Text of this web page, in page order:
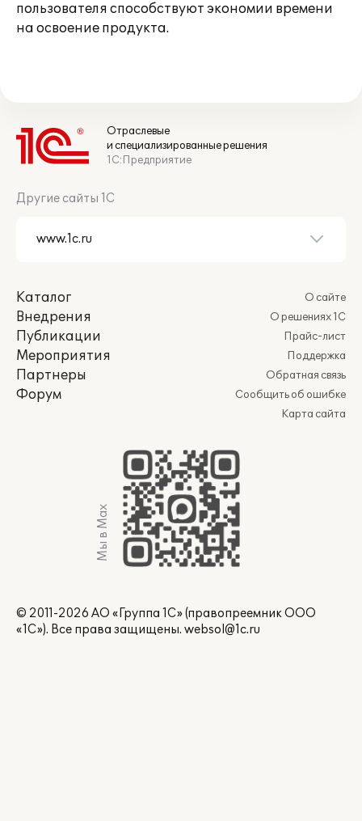
пользователя способствуют экономии времени
на освоение продукта.
Отраслевые
и специализированные решения
1С:Предприятие
Другие сайты 1С
Каталог
Внедрения
Публикации
Мероприятия
Партнеры
Форум
О сайте
О решениях 1С
Прайс-лист
Поддержка
Обратная связь
Сообщить об ошибке
Карта сайта
Мы в Max
© 2011-2026 АО «Группа 1С» (правопреемник ООО
«1С»). Все права защищены. websol@1c.ru